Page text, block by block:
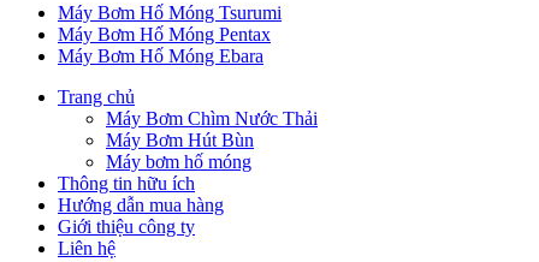
Máy Bơm Hố Móng Tsurumi
Máy Bơm Hố Móng Pentax
Máy Bơm Hố Móng Ebara
Trang chủ
Máy Bơm Chìm Nước Thải
Máy Bơm Hút Bùn
Máy bơm hố móng
Thông tin hữu ích
Hướng dẫn mua hàng
Giới thiệu công ty
Liên hệ